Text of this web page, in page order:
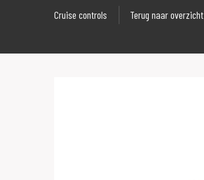
Cruise controls Terug naar overzicht